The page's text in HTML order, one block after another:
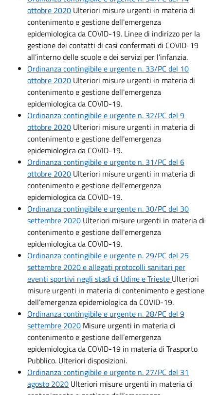
ottobre 2020 Ulteriori misure urgenti in materia di
contenimento e gestione dell'emergenza
epidemiologica da COVID-19. Linee di indirizzo per la
gestione dei contatti di casi confermati di COVID-19
all’interno delle scuole e dei servizi per l’infanzia.
Ordinanza contingibile e urgente n. 33/PC del 10
ottobre 2020 Ulteriori misure urgenti in materia di
contenimento e gestione dell'emergenza
epidemiologica da COVID-19.
Ordinanza contingibile e urgente n. 32/PC del 9
ottobre 2020 Ulteriori misure urgenti in materia di
contenimento e gestione dell'emergenza
epidemiologica da COVID-19.
Ordinanza contingibile e urgente n. 31/PC del 6
ottobre 2020 Ulteriori misure urgenti in materia di
contenimento e gestione dell'emergenza
epidemiologica da COVID-19.
Ordinanza contingibile e urgente n. 30/PC del 30
settembre 2020 Ulteriori misure urgenti in materia di
contenimento e gestione dell'emergenza
epidemiologica da COVID-19.
Ordinanza contingibile e urgente n. 29/PC del 25
settembre 2020 e allegati protocolli sanitari per
eventi sportivi negli stadi di Udine e Trieste Ulteriori
misure urgenti in materia di contenimento e gestione
dell’emergenza epidemiologica da COVID-19.
Ordinanza contingibile e urgente n. 28/PC del 9
settembre 2020 Misure urgenti in materia di
contenimento e gestione dell’emergenza
epidemiologica da COVID-19 in materia di Trasporto
Pubblico. Ulteriori disposizioni.
Ordinanza contingibile e urgente n. 27/PC del 31
agosto 2020 Ulteriori misure urgenti in materia di